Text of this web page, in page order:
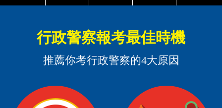
行政警察報考最佳時機
推薦你考行政警察的4大原因